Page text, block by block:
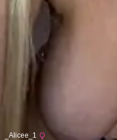
_Alicee_1